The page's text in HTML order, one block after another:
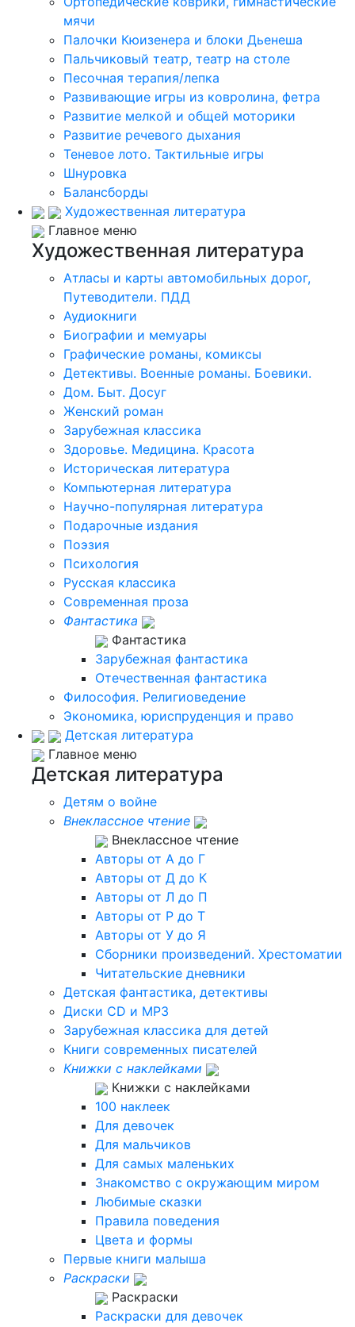
мячи
Палочки Кюизенера и блоки Дьенеша
Пальчиковый театр, театр на столе
Песочная терапия/лепка
Развивающие игры из ковролина, фетра
Развитие мелкой и общей моторики
Развитие речевого дыхания
Теневое лото. Тактильные игры
Шнуровка
Балансборды
Художественная литература
Главное меню
Художественная литература
Атласы и карты автомобильных дорог,
Путеводители. ПДД
Аудиокниги
Биографии и мемуары
Графические романы, комиксы
Детективы. Военные романы. Боевики.
Дом. Быт. Досуг
Женский роман
Зарубежная классика
Здоровье. Медицина. Красота
Историческая литература
Компьютерная литература
Научно-популярная литература
Подарочные издания
Поэзия
Психология
Русская классика
Современная проза
Фантастика
Фантастика
Зарубежная фантастика
Отечественная фантастика
Философия. Религиоведение
Экономика, юриспруденция и право
Детская литература
Главное меню
Детская литература
Детям о войне
Внеклассное чтение
Внеклассное чтение
Авторы от А до Г
Авторы от Д до К
Авторы от Л до П
Авторы от Р до Т
Авторы от У до Я
Сборники произведений. Хрестоматии
Читательские дневники
Детская фантастика, детективы
Диски CD и MP3
Зарубежная классика для детей
Книги современных писателей
Книжки с наклейками
Книжки с наклейками
100 наклеек
Для девочек
Для мальчиков
Для самых маленьких
Знакомство с окружающим миром
Любимые сказки
Правила поведения
Цвета и формы
Первые книги малыша
Раскраски
Раскраски
Раскраски для девочек